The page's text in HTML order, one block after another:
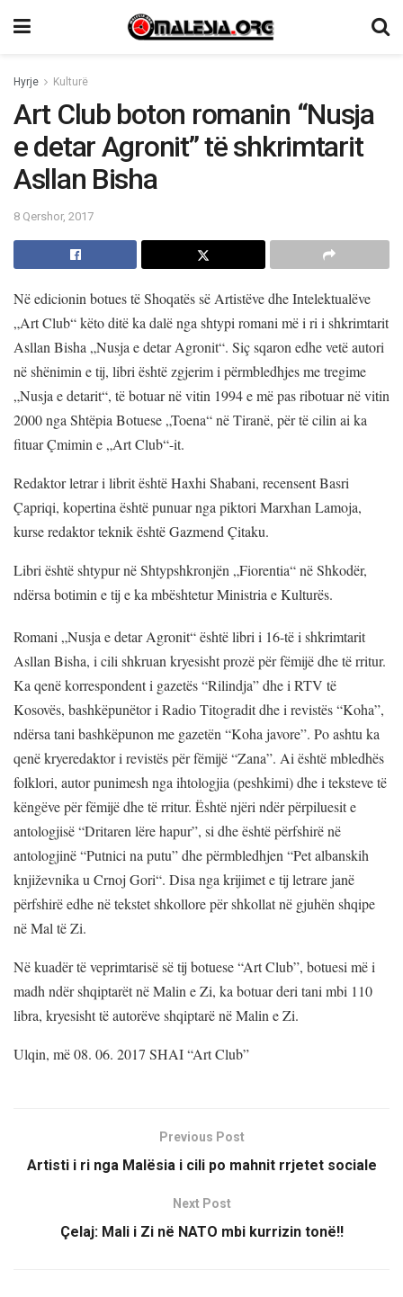
Hyrje Kulturë
Art Club boton romanin “Nusja
e detar Agronit” të shkrimtarit
Asllan Bisha
8 Qershor, 2017
Në edicionin botues të Shoqatës së Artistëve dhe Intelektualëve
„Art Club“ këto ditë ka dalë nga shtypi romani më i ri i shkrimtarit
Asllan Bisha „Nusja e detar Agronit“. Siç sqaron edhe vetë autori
në shënimin e tij, libri është zgjerim i përmbledhjes me tregime
„Nusja e detarit“, të botuar në vitin 1994 e më pas ribotuar në vitin
2000 nga Shtëpia Botuese „Toena“ në Tiranë, për të cilin ai ka
fituar Çmimin e „Art Club“-it.
Redaktor letrar i librit është Haxhi Shabani, recensent Basri
Çapriqi, kopertina është punuar nga piktori Marxhan Lamoja,
kurse redaktor teknik është Gazmend Çitaku.
Libri është shtypur në Shtypshkronjën „Fiorentia“ në Shkodër,
ndërsa botimin e tij e ka mbështetur Ministria e Kulturës.
Romani „Nusja e detar Agronit“ është libri i 16-të i shkrimtarit
Asllan Bisha, i cili shkruan kryesisht prozë për fëmijë dhe të rritur.
Ka qenë korrespondent i gazetës “Rilindja” dhe i RTV të
Kosovës, bashkëpunëtor i Radio Titogradit dhe i revistës “Koha”,
ndërsa tani bashkëpunon me gazetën “Koha javore”. Po ashtu ka
qenë kryeredaktor i revistës për fëmijë “Zana”. Ai është mbledhës
folklori, autor punimesh nga ihtologjia (peshkimi) dhe i teksteve të
këngëve për fëmijë dhe të rritur. Është njëri ndër përpiluesit e
antologjisë “Dritaren lëre hapur”, si dhe është përfshirë në
antologjinë “Putnici na putu” dhe përmbledhjen “Pet albanskih
književnika u Crnoj Gori“. Disa nga krijimet e tij letrare janë
përfshirë edhe në tekstet shkollore për shkollat në gjuhën shqipe
në Mal të Zi.
Në kuadër të veprimtarisë së tij botuese “Art Club”, botuesi më i
madh ndër shqiptarët në Malin e Zi, ka botuar deri tani mbi 110
libra, kryesisht të autorëve shqiptarë në Malin e Zi.
Ulqin, më 08. 06. 2017 SHAI “Art Club”
Previous Post
Artisti i ri nga Malësia i cili po mahnit rrjetet sociale
Next Post
Çelaj: Mali i Zi në NATO mbi kurrizin tonë!!